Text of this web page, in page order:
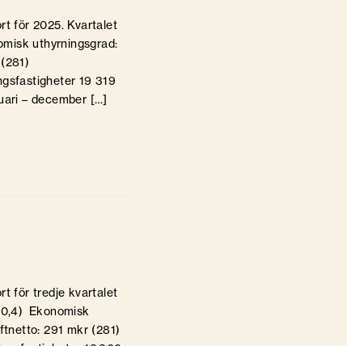
för 2025. Kvartalet
uthyrningsgrad:
19 319
– december […]
för tredje kvartalet
Ekonomisk
291 mkr (281)